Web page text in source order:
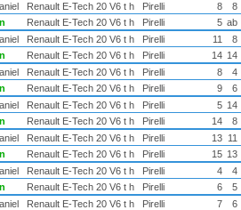
Renault E-Tech 20 V6 t h Pirelli 8
8
Renault E-Tech 20 V6 t h Pirelli 5 ab
Renault E-Tech 20 V6 t h Pirelli 11
8
Renault E-Tech 20 V6 t h Pirelli 14 14
Renault E-Tech 20 V6 t h Pirelli 8
4
Renault E-Tech 20 V6 t h Pirelli 9 6
Renault E-Tech 20 V6 t h Pirelli 5 14
Renault E-Tech 20 V6 t h Pirelli 14 8
Renault E-Tech 20 V6 t h Pirelli 13
11
Renault E-Tech 20 V6 t h Pirelli 15 13
Renault E-Tech 20 V6 t h Pirelli 4
4
Renault E-Tech 20 V6 t h Pirelli 6 5
Renault E-Tech 20 V6 t h Pirelli 7
6